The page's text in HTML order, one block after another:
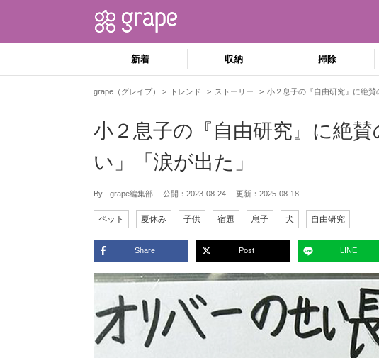
新着 収納 掃除
grape（グレイプ） トレンド ストーリー 小２息子の『自由研究』に絶
小２息子の『自由研究』に絶
い」「涙が出た」
By - grape編集部 公開： 2023-08-24 更新： 2025-08-18
ペット 夏休み 子供 宿題 息子 犬 自由研究
Share Post LINE